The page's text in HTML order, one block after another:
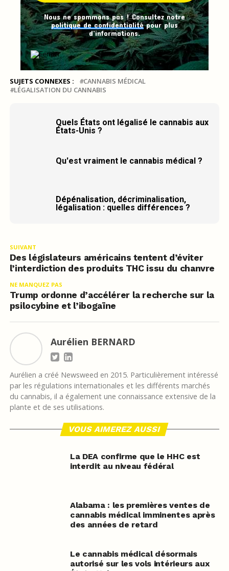
Nous ne spammons pas ! Consultez notre
politique de confidentialitépour plus
d’informations.
SUJETS CONNEXES :
CANNABIS MÉDICAL
LÉGALISATION DU CANNABIS
Quels États ont légalisé le cannabis aux
États-Unis ?
Qu'est vraiment le cannabis médical ?
Dépénalisation, décriminalisation,
légalisation : quelles différences ?
SUIVANT
Des législateurs américains tentent d’éviter
l’interdiction des produits THC issu du chanvre
NE MANQUEZ PAS
Trump ordonne d’accélérer la recherche sur la
psilocybine et l’ibogaïne
Aurélien BERNARD
Aurélien a créé Newsweed en 2015. Particulièrement intéressé
par les régulations internationales et les différents marchés
du cannabis, il a également une connaissance extensive de la
plante et de ses utilisations.
VOUS AIMEREZ AUSSI
La DEA confirme que le HHC est
interdit au niveau fédéral
Alabama : les premières ventes de
cannabis médical imminentes après
des années de retard
Le cannabis médical désormais
autorisé sur les vols intérieurs aux